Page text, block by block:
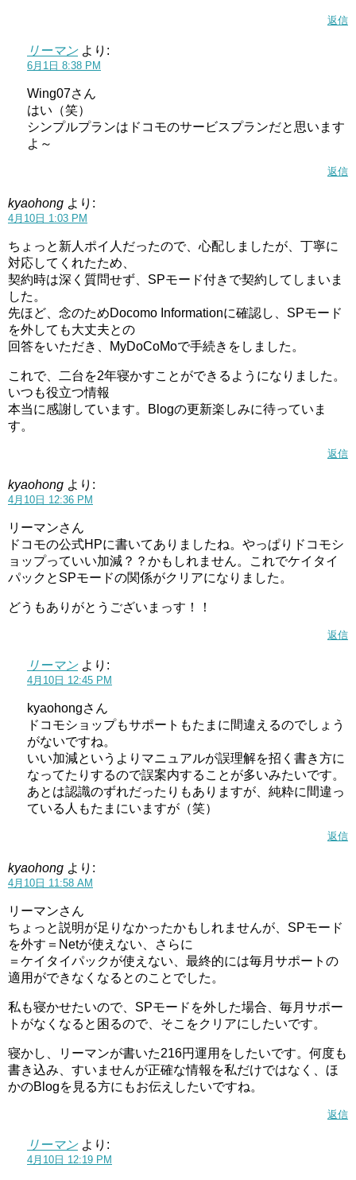
返信
リーマン より:
6月1日 8:38 PM
Wing07さん
はい（笑）
シンプルプランはドコモのサービスプランだと思います
よ～
返信
kyaohong より:
4月10日 1:03 PM
ちょっと新人ポイ人だったので、心配しましたが、丁寧に
対応してくれたため、
契約時は深く質問せず、SPモード付きで契約してしまいま
した。
先ほど、念のためDocomo Informationに確認し、SPモード
を外しても大丈夫との
回答をいただき、MyDoCoMoで手続きをしました。
これで、二台を2年寝かすことができるようになりました。
いつも役立つ情報
本当に感謝しています。Blogの更新楽しみに待っていま
す。
返信
kyaohong より:
4月10日 12:36 PM
リーマンさん
ドコモの公式HPに書いてありましたね。やっぱりドコモシ
ョップっていい加減？？かもしれません。これでケイタイ
パックとSPモードの関係がクリアになりました。
どうもありがとうございまっす！！
返信
リーマン より:
4月10日 12:45 PM
kyaohongさん
ドコモショップもサポートもたまに間違えるのでしょう
がないですね。
いい加減というよりマニュアルが誤理解を招く書き方に
なってたりするので誤案内することが多いみたいです。
あとは認識のずれだったりもありますが、純粋に間違っ
ている人もたまにいますが（笑）
返信
kyaohong より:
4月10日 11:58 AM
リーマンさん
ちょっと説明が足りなかったかもしれませんが、SPモード
を外す＝Netが使えない、さらに
＝ケイタイパックが使えない、最終的には毎月サポートの
適用ができなくなるとのことでした。
私も寝かせたいので、SPモードを外した場合、毎月サポー
トがなくなると困るので、そこをクリアにしたいです。
寝かし、リーマンが書いた216円運用をしたいです。何度も
書き込み、すいませんが正確な情報を私だけではなく、ほ
かのBlogを見る方にもお伝えしたいですね。
返信
リーマン より:
4月10日 12:19 PM